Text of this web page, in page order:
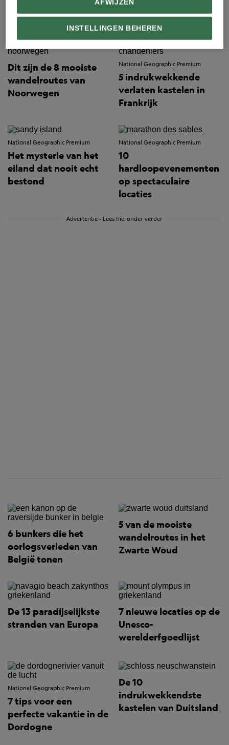
Dit zijn de 8 mooiste
wandelroutes van
Noorwegen
National Geographic Premium
5 indrukwekkende
verlaten kastelen in
Frankrijk
National Geographic Premium
Het mysterie van het
eiland dat nooit echt
bestond
National Geographic Premium
10
hardloopevenementen
op spectaculaire
locaties
Advertentie - Lees hieronder verder
6 bunkers die het
oorlogsverleden van
België tonen
5 van de mooiste
wandelroutes in het
Zwarte Woud
De 13 paradijselijkste
stranden van Europa
7 nieuwe locaties op de
Unesco-
werelderfgoedlijst
National Geographic Premium
7 tips voor een
perfecte vakantie in de
Dordogne
De 10
indrukwekkendste
kastelen van Duitsland
INSTELLINGEN BEHEREN
AFWIJZEN